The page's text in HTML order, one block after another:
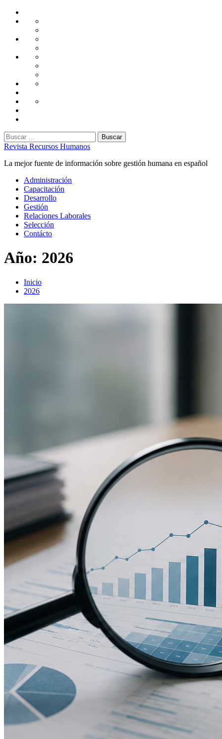
Saltar
Administración
Capacitación
Desarrollo
Gestión
Laborales
Selección
Buscar:
Revista Recursos Humanos
La mejor fuente de información sobre gestión humana en español
Menú
principal
Administración
Capacitación
Desarrollo
Gestión
Relaciones Laborales
Selección
Contácto
Año: 2026
Inicio
2026